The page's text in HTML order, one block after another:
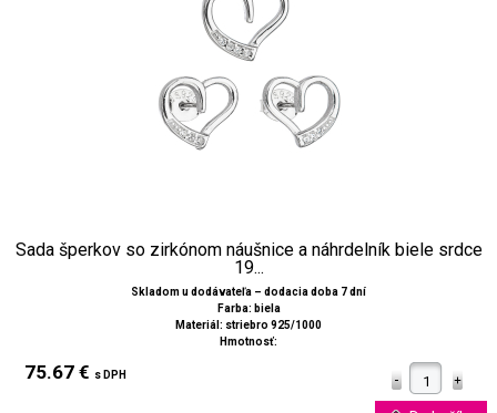
Sada šperkov so zirkónom náušnice a náhrdelník biele srdce
19...
Skladom u dodávateľa – dodacia doba 7 dní
Farba: biela
Materiál: striebro 925/1000
Hmotnosť:
75.67 € s DPH